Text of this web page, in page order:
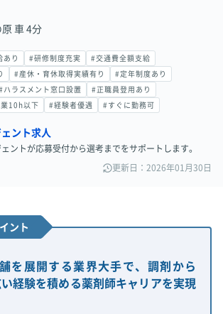
車 4分
あり #研修制度充実 #交通費全額支給
#産休・育休取得実績有り #定年制度あり
ハラスメント窓口設置 #正職員登用あり
10h以下 #経験者優遇 #すぐに勤務可
ント求人
ントが応募受付から選考までをサポートします。
更新日：2026年01月30日
ント
を展開する業界大手で、調剤から
経験を積める薬剤師キャリアを実現